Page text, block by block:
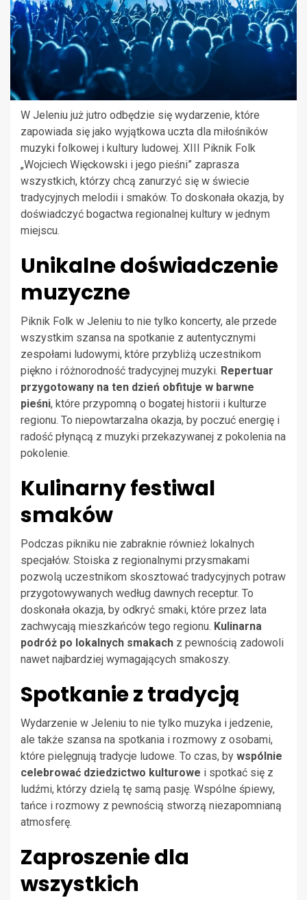
W Jeleniu już jutro odbędzie się wydarzenie, które
zapowiada się jako wyjątkowa uczta dla miłośników
muzyki folkowej i kultury ludowej. XIII Piknik Folk
„Wojciech Więckowski i jego pieśni” zaprasza
wszystkich, którzy chcą zanurzyć się w świecie
tradycyjnych melodii i smaków. To doskonała okazja, by
doświadczyć bogactwa regionalnej kultury w jednym
miejscu.
Unikalne doświadczenie
muzyczne
Piknik Folk w Jeleniu to nie tylko koncerty, ale przede
wszystkim szansa na spotkanie z autentycznymi
zespołami ludowymi, które przybliżą uczestnikom
piękno i różnorodność tradycyjnej muzyki. Repertuar
przygotowany na ten dzień obfituje w barwne
pieśni, które przypomną o bogatej historii i kulturze
regionu. To niepowtarzalna okazja, by poczuć energię i
radość płynącą z muzyki przekazywanej z pokolenia na
pokolenie.
Kulinarny festiwal
smaków
Podczas pikniku nie zabraknie również lokalnych
specjałów. Stoiska z regionalnymi przysmakami
pozwolą uczestnikom skosztować tradycyjnych potraw
przygotowywanych według dawnych receptur. To
doskonała okazja, by odkryć smaki, które przez lata
zachwycają mieszkańców tego regionu. Kulinarna
podróż po lokalnych smakach z pewnością zadowoli
nawet najbardziej wymagających smakoszy.
Spotkanie z tradycją
Wydarzenie w Jeleniu to nie tylko muzyka i jedzenie,
ale także szansa na spotkania i rozmowy z osobami,
które pielęgnują tradycje ludowe. To czas, by wspólnie
celebrować dziedzictwo kulturowe i spotkać się z
ludźmi, którzy dzielą tę samą pasję. Wspólne śpiewy,
tańce i rozmowy z pewnością stworzą niezapomnianą
atmosferę.
Zaproszenie dla
wszystkich